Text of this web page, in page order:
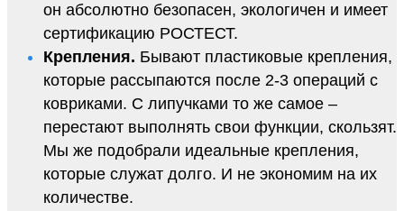
он абсолютно безопасен, экологичен и имеет
сертификацию РОСТЕСТ.
Крепления. Бывают пластиковые крепления,
которые рассыпаются после 2-3 операций с
ковриками. С липучками то же самое –
перестают выполнять свои функции, скользят.
Мы же подобрали идеальные крепления,
которые служат долго. И не экономим на их
количестве.